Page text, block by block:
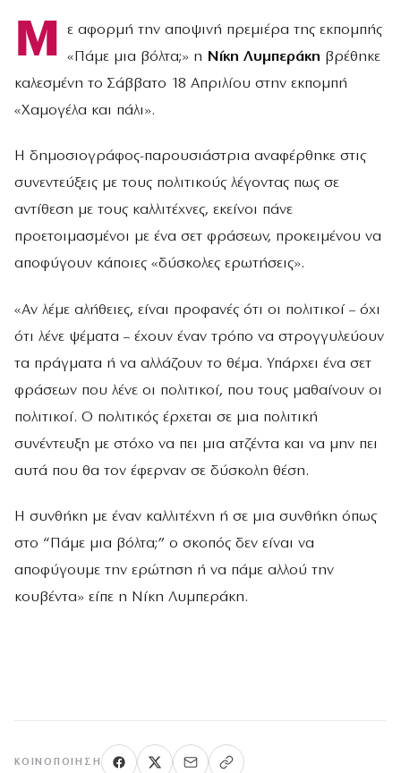
Μ
ε αφορμή την αποψινή πρεμιέρα της εκπομπής
«Πάμε μια βόλτα;» η Νίκη Λυμπεράκη βρέθηκε
καλεσμένη το Σάββατο 18 Απριλίου στην εκπομπή
«Χαμογέλα και πάλι».
Η δημοσιογράφος-παρουσιάστρια αναφέρθηκε στις
συνεντεύξεις με τους πολιτικούς λέγοντας πως σε
αντίθεση με τους καλλιτέχνες, εκείνοι πάνε
προετοιμασμένοι με ένα σετ φράσεων, προκειμένου να
αποφύγουν κάποιες «δύσκολες ερωτήσεις».
«Αν λέμε αλήθειες, είναι προφανές ότι οι πολιτικοί – όχι
ότι λένε ψέματα – έχουν έναν τρόπο να στρογγυλεύουν
τα πράγματα ή να αλλάζουν το θέμα. Υπάρχει ένα σετ
φράσεων που λένε οι πολιτικοί, που τους μαθαίνουν οι
πολιτικοί. Ο πολιτικός έρχεται σε μια πολιτική
συνέντευξη με στόχο να πει μια ατζέντα και να μην πει
αυτά που θα τον έφερναν σε δύσκολη θέση.
Η συνθήκη με έναν καλλιτέχνη ή σε μια συνθήκη όπως
στο “Πάμε μια βόλτα;” ο σκοπός δεν είναι να
αποφύγουμε την ερώτηση ή να πάμε αλλού την
κουβέντα» είπε η Νίκη Λυμπεράκη.
ΚΟΙΝΟΠΟΊΗΣΗ